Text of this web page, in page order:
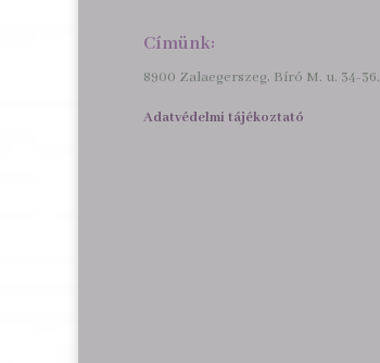
Címünk:
8900 Zalaegerszeg, Bíró M. u. 34-36.
Adatvédelmi tájékoztató